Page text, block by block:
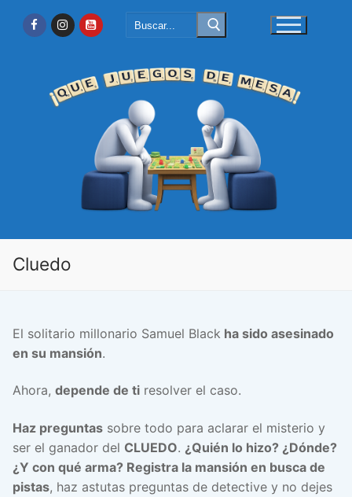
Buscar:
Cluedo
El solitario millonario Samuel Black ha sido asesinado
en su mansión.
Ahora, depende de ti resolver el caso.
Haz preguntas sobre todo para aclarar el misterio y
ser el ganador del CLUEDO. ¿Quién lo hizo? ¿Dónde?
¿Y con qué arma? Registra la mansión en busca de
pistas, haz astutas preguntas de detective y no dejes